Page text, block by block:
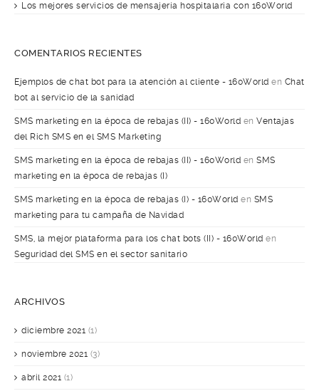
Los mejores servicios de mensajería hospitalaria con 160World
COMENTARIOS RECIENTES
Ejemplos de chat bot para la atención al cliente - 160World en Chat
bot al servicio de la sanidad
SMS marketing en la época de rebajas (II) - 160World en Ventajas
del Rich SMS en el SMS Marketing
SMS marketing en la época de rebajas (II) - 160World en SMS
marketing en la época de rebajas (I)
SMS marketing en la época de rebajas (I) - 160World en SMS
marketing para tu campaña de Navidad
SMS, la mejor plataforma para los chat bots (II) - 160World en
Seguridad del SMS en el sector sanitario
ARCHIVOS
diciembre 2021 (1)
noviembre 2021 (3)
abril 2021 (1)